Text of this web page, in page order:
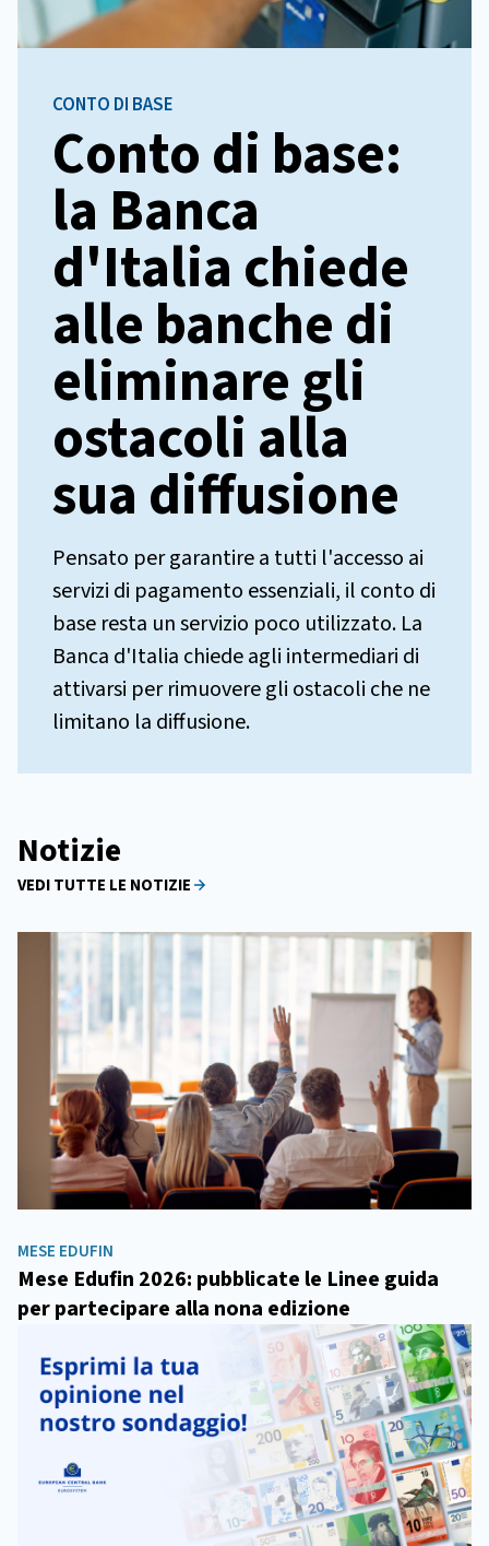
CONTO DI BASE
Conto di base:
la Banca
d'Italia chiede
alle banche di
eliminare gli
ostacoli alla
sua diffusione
Pensato per garantire a tutti l'accesso ai
servizi di pagamento essenziali, il conto di
base resta un servizio poco utilizzato. La
Banca d'Italia chiede agli intermediari di
attivarsi per rimuovere gli ostacoli che ne
limitano la diffusione.
Notizie
VEDI TUTTE LE NOTIZIE
MESE EDUFIN
Mese Edufin 2026: pubblicate le Linee guida
per partecipare alla nona edizione